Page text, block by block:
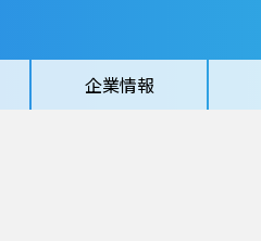
企業情報